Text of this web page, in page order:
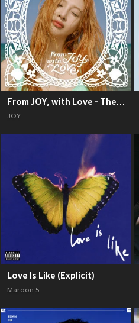
From JOY, with Love - The 1st Mini Album
JOY
Love Is Like (Explicit)
Maroon 5